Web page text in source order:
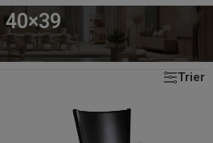
40×39
/ 40×39
6 résultats affichés
Trier